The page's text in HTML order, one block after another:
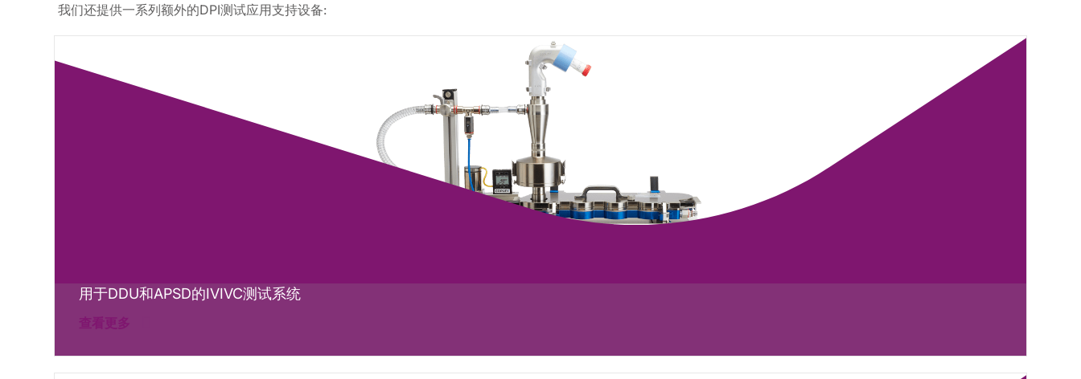
我们还提供一系列额外的DPI测试应用支持设备:
用于DDU和APSD的IVIVC测试系统
查看更多